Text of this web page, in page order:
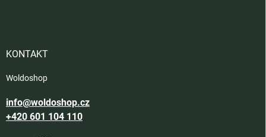
KONTAKT
Woldoshop
info@woldoshop.cz
+420 601 104 110